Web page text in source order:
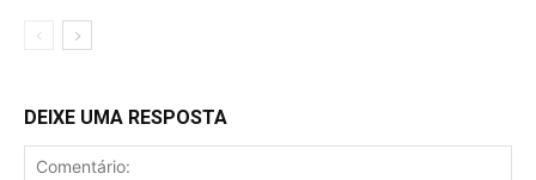
DEIXE UMA RESPOSTA